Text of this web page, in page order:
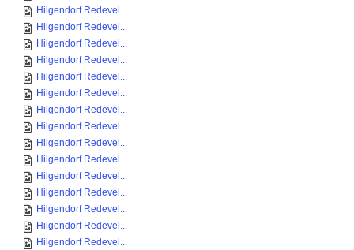
Hilgendorf Redevel...
Hilgendorf Redevel...
Hilgendorf Redevel...
Hilgendorf Redevel...
Hilgendorf Redevel...
Hilgendorf Redevel...
Hilgendorf Redevel...
Hilgendorf Redevel...
Hilgendorf Redevel...
Hilgendorf Redevel...
Hilgendorf Redevel...
Hilgendorf Redevel...
Hilgendorf Redevel...
Hilgendorf Redevel...
Hilgendorf Redevel...